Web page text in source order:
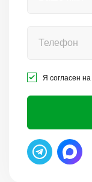
Я согласен на